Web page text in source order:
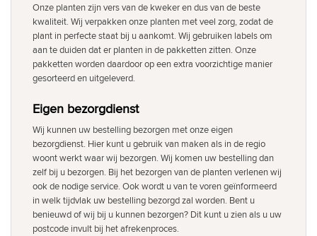
Onze planten zijn vers van de kweker en dus van de beste
kwaliteit. Wij verpakken onze planten met veel zorg, zodat de
plant in perfecte staat bij u aankomt. Wij gebruiken labels om
aan te duiden dat er planten in de pakketten zitten. Onze
pakketten worden daardoor op een extra voorzichtige manier
gesorteerd en uitgeleverd.
Eigen bezorgdienst
Wij kunnen uw bestelling bezorgen met onze eigen
bezorgdienst. Hier kunt u gebruik van maken als in de regio
woont werkt waar wij bezorgen. Wij komen uw bestelling dan
zelf bij u bezorgen. Bij het bezorgen van de planten verlenen wij
ook de nodige service. Ook wordt u van te voren geïnformeerd
in welk tijdvlak uw bestelling bezorgd zal worden. Bent u
benieuwd of wij bij u kunnen bezorgen? Dit kunt u zien als u uw
postcode invult bij het afrekenproces.